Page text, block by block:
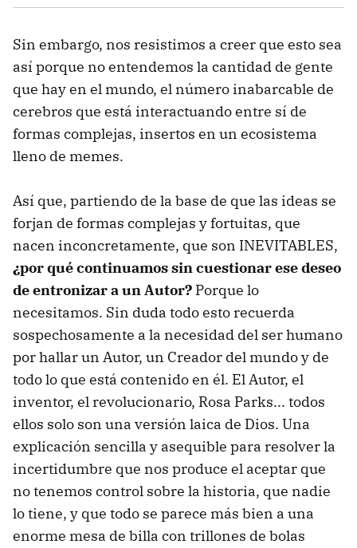
Sin embargo, nos resistimos a creer que esto sea
así porque no entendemos la cantidad de gente
que hay en el mundo, el número inabarcable de
cerebros que está interactuando entre sí de
formas complejas, insertos en un ecosistema
lleno de memes.
Así que, partiendo de la base de que las ideas se
forjan de formas complejas y fortuitas, que
nacen inconcretamente, que son INEVITABLES,
¿por qué continuamos sin cuestionar ese deseo
de entronizar a un Autor? Porque lo
necesitamos. Sin duda todo esto recuerda
sospechosamente a la necesidad del ser humano
por hallar un Autor, un Creador del mundo y de
todo lo que está contenido en él. El Autor, el
inventor, el revolucionario, Rosa Parks... todos
ellos solo son una versión laica de Dios. Una
explicación sencilla y asequible para resolver la
incertidumbre que nos produce el aceptar que
no tenemos control sobre la historia, que nadie
lo tiene, y que todo se parece más bien a una
enorme mesa de billa con trillones de bolas